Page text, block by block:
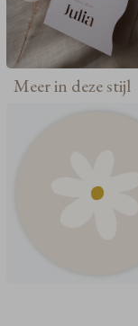
Meer in deze stijl